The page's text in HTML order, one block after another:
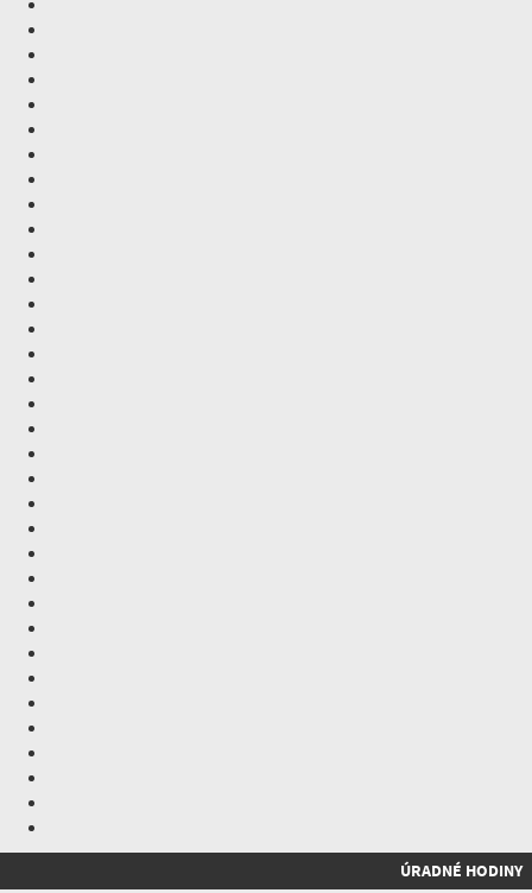
ÚRADNÉ HODINY